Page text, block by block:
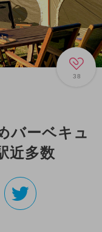
38
バーベキュ
近多数